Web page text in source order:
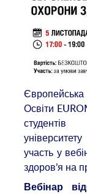
Освіти
участь у
здоров’я на
Вебінар